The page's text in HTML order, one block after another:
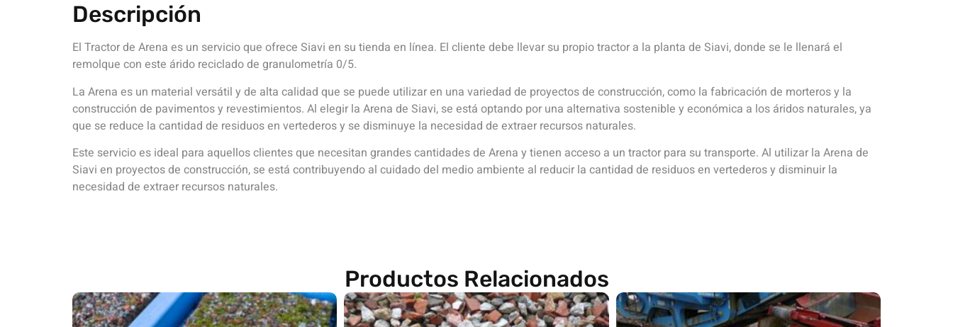
Descripción
El Tractor de Arena es un servicio que ofrece Siavi en su tienda en línea. El cliente debe llevar su propio tractor a la planta de Siavi, donde se le llenará el
remolque con este árido reciclado de granulometría 0/5.
La Arena es un material versátil y de alta calidad que se puede utilizar en una variedad de proyectos de construcción, como la fabricación de morteros y la
construcción de pavimentos y revestimientos. Al elegir la Arena de Siavi, se está optando por una alternativa sostenible y económica a los áridos naturales, ya
que se reduce la cantidad de residuos en vertederos y se disminuye la necesidad de extraer recursos naturales.
Este servicio es ideal para aquellos clientes que necesitan grandes cantidades de Arena y tienen acceso a un tractor para su transporte. Al utilizar la Arena de
Siavi en proyectos de construcción, se está contribuyendo al cuidado del medio ambiente al reducir la cantidad de residuos en vertederos y disminuir la
necesidad de extraer recursos naturales.
Productos Relacionados